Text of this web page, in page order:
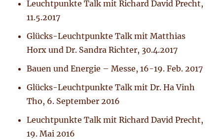
Leuchtpunkte Talk mit Richard David Precht,
11.5.2017
Glücks-Leuchtpunkte Talk mit Matthias
Horx und Dr. Sandra Richter, 30.4.2017
Bauen und Energie – Messe, 16-19. Feb. 2017
Glücks-Leuchtpunkte Talk mit Dr. Ha Vinh
Tho, 6. September 2016
Leuchtpunkte Talk mit Richard David Precht,
19. Mai 2016